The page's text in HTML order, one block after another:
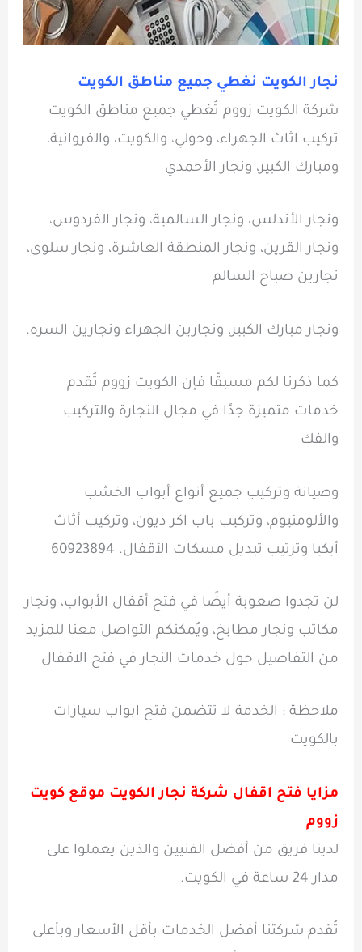
نجار الكويت نغطي جميع مناطق الكويت
شركة الكويت زووم تُغطي جميع مناطق الكويت
تركيب اثاث الجهراء، وحولي، والكويت، والفروانية،
ومبارك الكبير، ونجار الأحمدي
ونجار الأندلس، ونجار السالمية، ونجار الفردوس،
ونجار القرين، ونجار المنطقة العاشرة، ونجار سلوى،
نجارين صباح السالم
ونجار مبارك الكبير، ونجارين الجهراء ونجارين السره.
كما ذكرنا لكم مسبقًا فإن الكويت زووم تُقدم
خدمات متميزة جدًا في مجال النجارة والتركيب
والفك
وصيانة وتركيب جميع أنواع أبواب الخشب
والألومنيوم، وتركيب باب اكر ديون، وتركيب أثاث
أيكيا وترتيب تبديل مسكات الأقفال. 60923894
لن تجدوا صعوبة أيضًا في فتح أقفال الأبواب، ونجار
مكاتب ونجار مطابخ، ويُمكنكم التواصل معنا للمزيد
من التفاصيل حول خدمات النجار في فتح الاقفال
ملاحظة : الخدمة لا تتضمن فتح ابواب سيارات
بالكويت
مزايا فتح اقفال شركة نجار الكويت موقع كويت
زووم
لدينا فريق من أفضل الفنيين والذين يعملوا على
مدار 24 ساعة في الكويت.
تُقدم شركتنا أفضل الخدمات بأقل الأسعار وبأعلى